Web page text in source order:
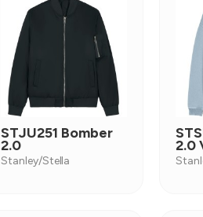
STJU251 Bomber
2.0
Stanley/Stella
2.0